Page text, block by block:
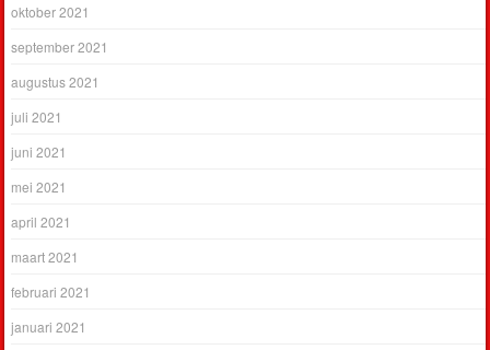
oktober 2021
september 2021
augustus 2021
juli 2021
juni 2021
mei 2021
april 2021
maart 2021
februari 2021
januari 2021